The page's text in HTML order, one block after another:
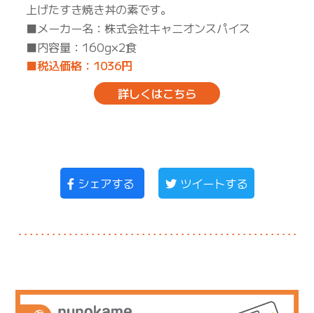
上げたすき焼き丼の素です。
■メーカー名：株式会社キャニオンスパイス
■内容量：160g×2食
■税込価格：1036円
詳しくはこちら
シェアする ツイートする